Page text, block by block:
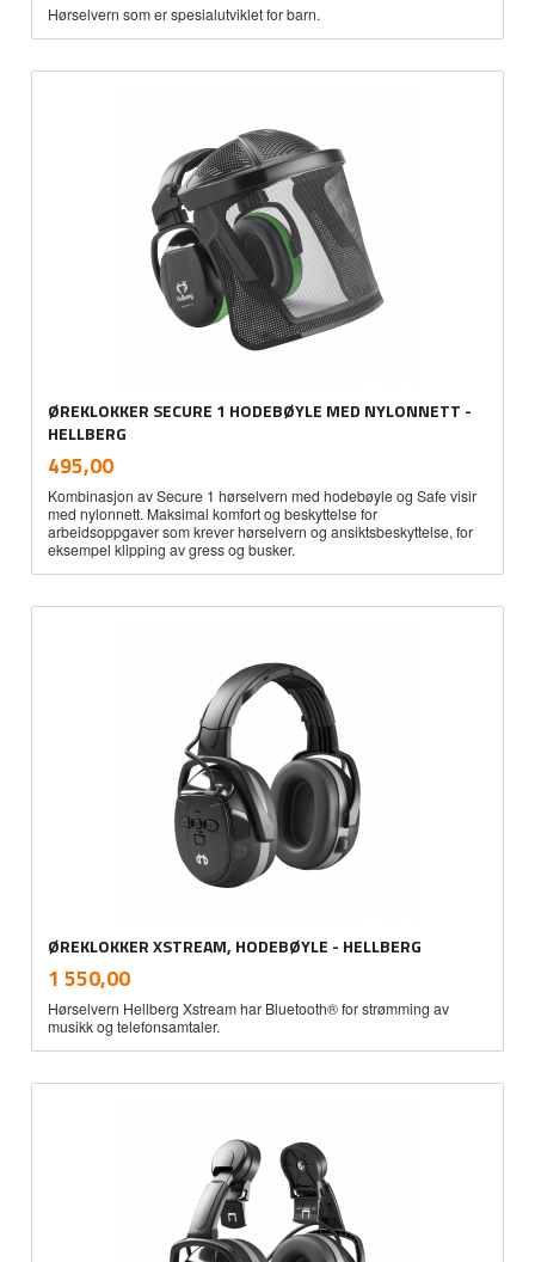
Hørselvern som er spesialutviklet for barn.
ØREKLOKKER SECURE 1 HODEBØYLE MED NYLONNETT -
HELLBERG
Pris
495,00mva.
Kombinasjon av Secure 1 hørselvern med hodebøyle og Safe visir
med nylonnett. Maksimal komfort og beskyttelse for
arbeidsoppgaver som krever hørselvern og ansiktsbeskyttelse, for
eksempel klipping av gress og busker.
ØREKLOKKER XSTREAM, HODEBØYLE - HELLBERG
Pris
1 550,00mva.
Hørselvern Hellberg Xstream har Bluetooth® for strømming av
musikk og telefonsamtaler.